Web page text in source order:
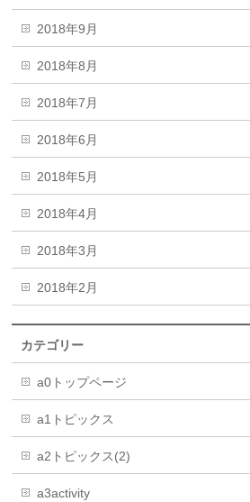
2018年9月
2018年8月
2018年7月
2018年6月
2018年5月
2018年4月
2018年3月
2018年2月
カテゴリー
a0トップページ
a1トピックス
a2トピックス(2)
a3activity